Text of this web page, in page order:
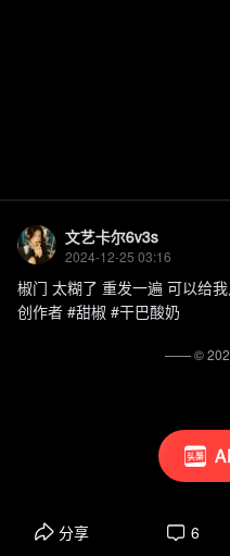
文艺卡尔6v3s
2024-12-25 03:16
椒门 太糊了 重发一遍 可以给
创作者 #甜椒 #干巴酸奶
分享 6
—— ©